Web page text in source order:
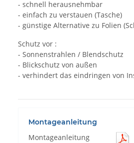
- schnell herausnehmbar
- einfach zu verstauen (Tasche)
- günstige Alternative zu Folien
Schutz vor :
- Sonnenstrahlen / Blendschutz
- Blickschutz von außen
- verhindert das eindringen von
Montageanleitung
Montageanleitung